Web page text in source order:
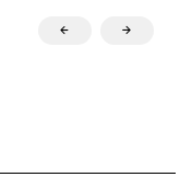
← →